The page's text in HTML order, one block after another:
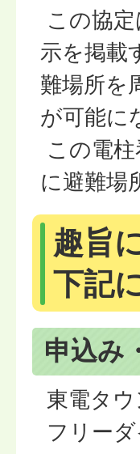
この協
示を掲載
難場所を
が可能に
この電
に避難場
趣旨
下記
申込み
東電タ
フリー